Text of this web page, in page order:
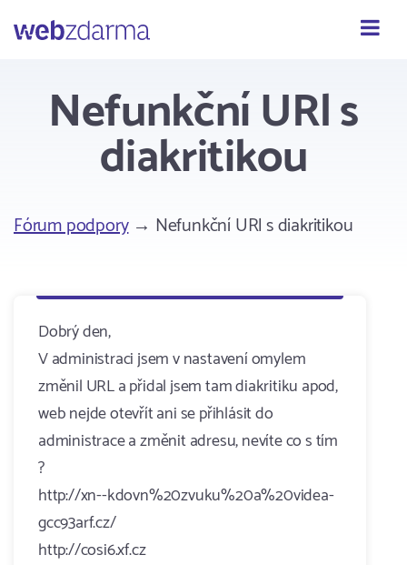
Webzdarma
Nefunkční URl s
diakritikou
Fórum podpory→ Nefunkční URl s diakritikou
Dobrý den,
V administraci jsem v nastavení omylem
změnil URL a přidal jsem tam diakritiku apod,
web nejde otevřít ani se přihlásit do
administrace a změnit adresu, nevíte co s tím
?
http://xn--kdovn%20zvuku%20a%20videa-
gcc93arf.cz/
http://cosi6.xf.cz